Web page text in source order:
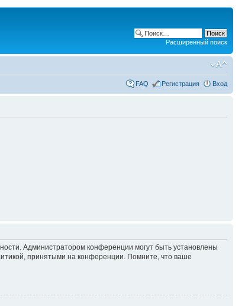
Расширенный поиск
FAQ Регистрация Вход
Администратором конференции могут быть установлены
принятыми на конференции. Помните, что ваше